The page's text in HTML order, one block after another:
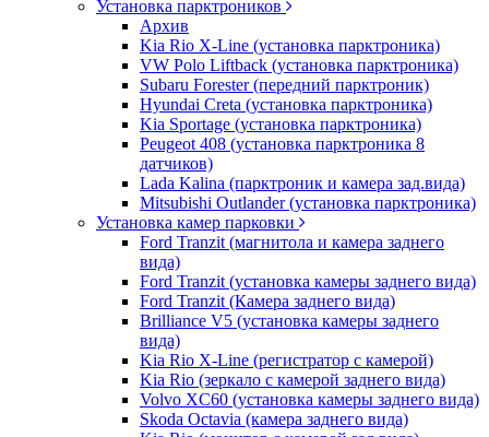
Установка парктроников
Архив
Kia Rio X-Line (установка парктроника)
VW Polo Liftback (установка парктроника)
Subaru Forester (передний парктроник)
Hyundai Creta (установка парктроника)
Kia Sportage (установка парктроника)
Peugeot 408 (установка парктроника 8
датчиков)
Lada Kalina (парктроник и камера зад.вида)
Mitsubishi Outlander (установка парктроника)
Установка камер парковки
Ford Tranzit (магнитола и камера заднего
вида)
Ford Tranzit (установка камеры заднего вида)
Ford Tranzit (Камера заднего вида)
Brilliance V5 (установка камеры заднего
вида)
Kia Rio X-Line (регистратор с камерой)
Kia Rio (зеркало с камерой заднего вида)
Volvo XC60 (установка камеры заднего вида)
Skoda Octavia (камера заднего вида)